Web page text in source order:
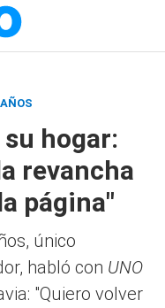
hogar:
revancha
página"
único
habló con UNO
"Quiero volver